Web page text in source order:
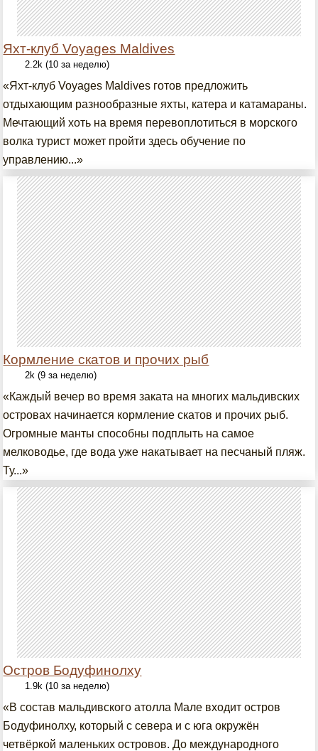
Яхт-клуб Voyages Maldives
2.2k (10 за неделю)
«Яхт-клуб Voyages Maldives готов предложить
отдыхающим разнообразные яхты, катера и катамараны.
Мечтающий хоть на время перевоплотиться в морского
волка турист может пройти здесь обучение по
управлению...»
Кормление скатов и прочих рыб
2k (9 за неделю)
«Каждый вечер во время заката на многих мальдивских
островах начинается кормление скатов и прочих рыб.
Огромные манты способны подплыть на самое
мелководье, где вода уже накатывает на песчаный пляж.
Ту...»
Остров Бодуфинолху
1.9k (10 за неделю)
«В состав мальдивского атолла Мале входит остров
Бодуфинолху, который с севера и с юга окружён
четвёркой маленьких островов. До международного